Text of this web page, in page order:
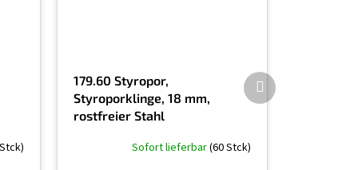
179.60 Styropor,
Styroporklinge, 18 mm,
rostfreier Stahl
Sofort lieferbar(60 Stck)
Nächstes
Produkt